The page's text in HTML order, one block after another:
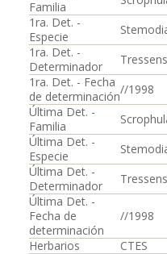
Familia
1ra. Det. -
Especie
1ra. Det. -
Determinador
1ra. Det. - Fecha
de determinación//1998
Última Det. -
Familia
Última Det. -
Especie
Última Det. -
Determinador
Última Det. -
Fecha de
determinación
//1998
Herbarios
CTES